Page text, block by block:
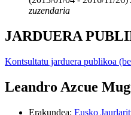
zuzendaria
JARDUERA
Kontsultatu jarduera publikoa
Leandro Azcue
Erakundea: Eusko